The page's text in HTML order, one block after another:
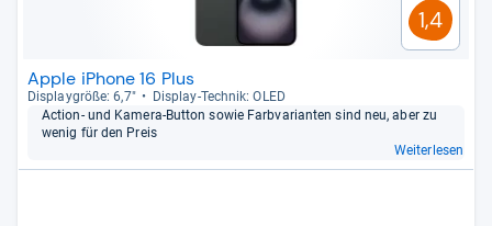
1,4
Apple iPhone 16 Plus
Dis­play­größe: 6,7"
Dis­play-​Tech­nik: OLED
Action-​ und Kamera-​But­ton sowie Farb­va­ri­an­ten sind neu, aber zu
wenig für den Preis
Weiterlesen